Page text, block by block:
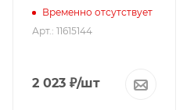
Временно отсутствует
Арт.: 11615144
2 023 ₽/шт